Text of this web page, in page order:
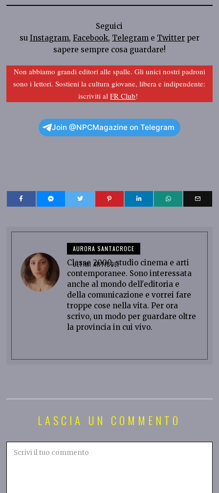
Seguici
su Instagram, Facebook, Telegram e Twitterper
sapere sempre cosa guardare!
Non abbiamo grandi editori alle spalle. Gli unici nostri padroni
sono i lettori. Sostieni la cultura giovane, libera e indipendente:
iscriviti alFR Club!
Join @NPCMagazine on Telegram
AURORA SANTACROCE
ULTIMI ARTICOLI
Classe 2000, studio cinema e arti
contemporanee. Sono interessata
anche al mondo dell'editoria e
della comunicazione e vorrei fare
troppe cose nella vita. Per ora
scrivo, un modo per guardare oltre
la provincia in cui vivo.
LASCIA UN COMMENTO